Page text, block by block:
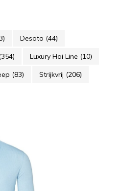
Desoto (44)
Luxury Hai Line (10)
(83) Strijkvrij (206)